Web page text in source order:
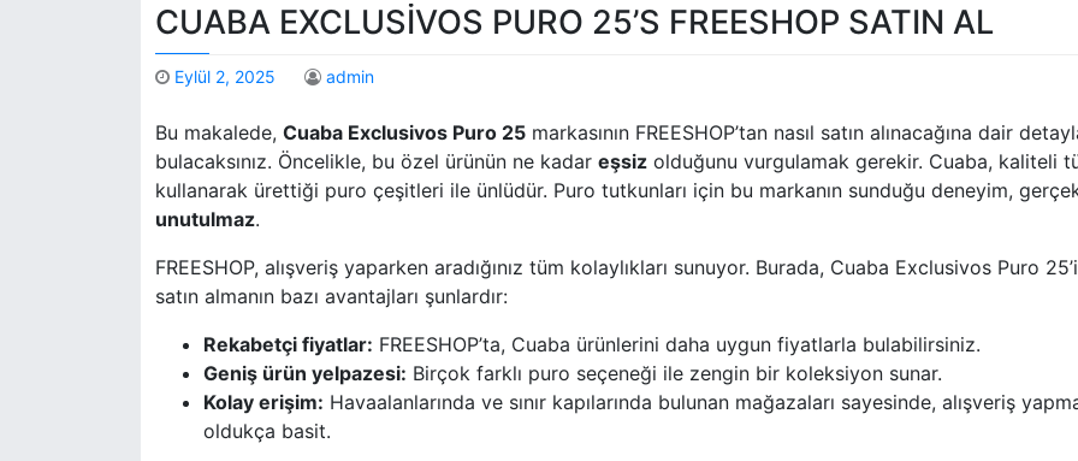
CUABA EXCLUSIVOS PURO 25’S FREESHOP SATIN AL
Eylül 2, 2025 admin
Bu makalede, Cuaba Exclusivos Puro 25 markasının FREESHOP’tan nasıl satın alınacağına dair
bulacaksınız. Öncelikle, bu özel ürünün ne kadar eşsiz olduğunu vurgulamak gerekir. Cuaba, kaliteli
kullanarak ürettiği puro çeşitleri ile ünlüdür. Puro tutkunları için bu markanın sunduğu deneyim,
unutulmaz.
FREESHOP, alışveriş yaparken aradığınız tüm kolaylıkları sunuyor. Burada, Cuaba Exclusivos Puro 25’i
satın almanın bazı avantajları şunlardır:
Rekabetçi fiyatlar: FREESHOP’ta, Cuaba ürünlerini daha uygun fiyatlarla bulabilirsiniz.
Geniş ürün yelpazesi: Birçok farklı puro seçeneği ile zengin bir koleksiyon sunar.
Kolay erişim: Havaalanlarında ve sınır kapılarında bulunan mağazaları sayesinde, alışveriş
oldukça basit.